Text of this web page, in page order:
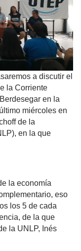
a discutir el
la Corriente
en la
miércoles en
de la
en la que
la economía
eso
los 5 de cada
de la que
la UNLP, Inés